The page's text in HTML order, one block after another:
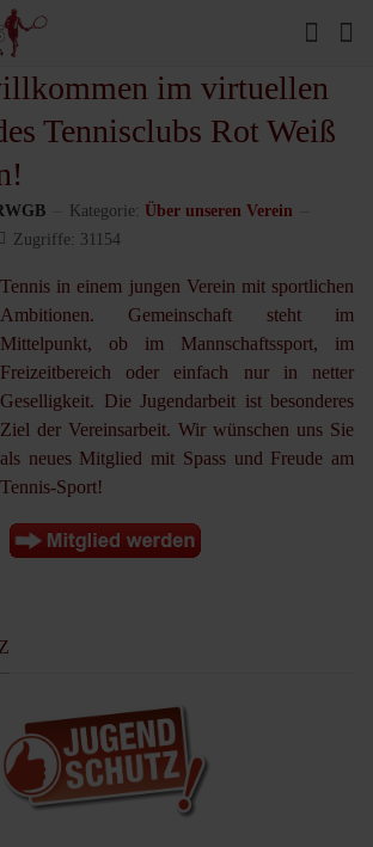
im virtuellen
Tennisclubs Rot Weiß
Kategorie: Über unseren Verein
Zugriffe: 31154
Tennis in einem jungen Verein mit sportlichen
Ambitionen. Gemeinschaft steht im
Mittelpunkt, ob im Mannschaftssport, im
Freizeitbereich oder einfach nur in netter
Geselligkeit. Die Jugendarbeit ist besonderes
Ziel der Vereinsarbeit. Wir wünschen uns Sie
als neues Mitglied mit Spass und Freude am
Tennis-Sport!